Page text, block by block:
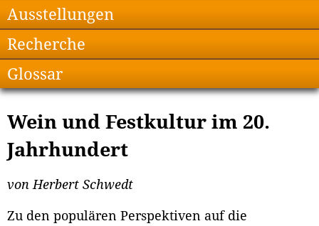
Ausstellungen
Recherche
Glossar
Wein und Festkultur im 20.
Jahrhundert
von Herbert Schwedt
Zu den populären Perspektiven auf die